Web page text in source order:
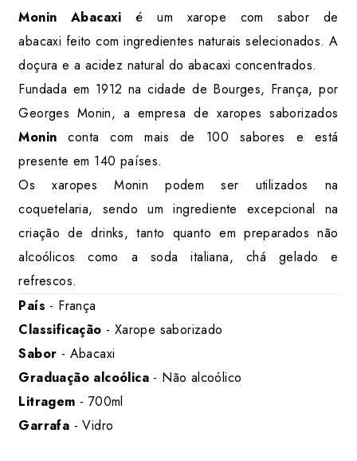
Monin Abacaxi é um xarope com sabor de
abacaxi feito com ingredientes naturais selecionados. A
doçura e a acidez natural do abacaxi concentrados.
Fundada em 1912 na cidade de Bourges, França, por
Georges Monin, a empresa de xaropes saborizados
Monin conta com mais de 100 sabores e está
presente em 140 países.
Os xaropes Monin podem ser utilizados na
coquetelaria, sendo um ingrediente excepcional na
criação de drinks, tanto quanto em preparados não
alcoólicos como a soda italiana, chá gelado e
refrescos.
País - França
Classificação - Xarope saborizado
Sabor - Abacaxi
Graduação alcoólica - Não alcoólico
Litragem - 700ml
Garrafa - Vidro